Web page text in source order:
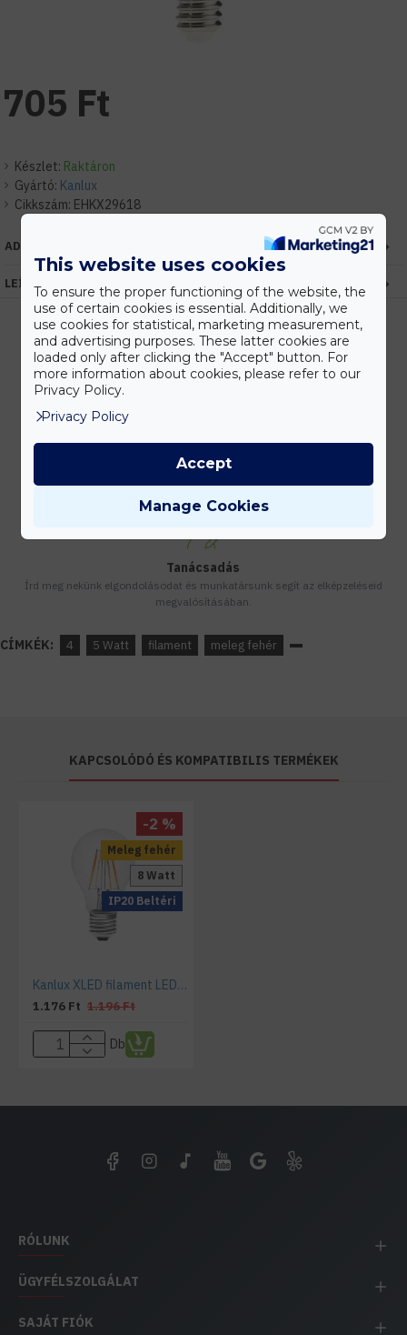
Készlet: Raktáron
Gyártó: Kanlux
Cikkszám: EHKX29618
705 Ft
ADATOK
LEÍRÁS
Kedvezmények
Vásárolj nagyobb mennyiségben és megadjuk a legjobb gyártói árakat.
Gyors kiszállítás
Készleten lévő termékeinket akár 24 órán belül megkaphatod!
Tanácsadás
Írd meg nekünk elgondolásodat és munkatársunk segít az elképzeléseid
megvalósításában.
CÍMKÉK: 4 5 Watt filament meleg fehér
KAPCSOLÓDÓ ÉS KOMPATIBILIS TERMÉKEK
Meleg fehér
IP20 Beltéri
8 Watt
-2 %
Kanlux XLED filament LED (E27, 8 Watt) fényforrás 2700K
1.176 Ft 1.196 Ft
Db
RÓLUNK
ÜGYFÉLSZOLGÁLAT
SAJÁT FIÓK
This website uses cookies
To ensure the proper functioning of the website, the
use of certain cookies is essential. Additionally, we
use cookies for statistical, marketing measurement,
and advertising purposes. These latter cookies are
loaded only after clicking the "Accept" button. For
more information about cookies, please refer to our
Privacy Policy.
Privacy Policy
Manage Cookies
Accept